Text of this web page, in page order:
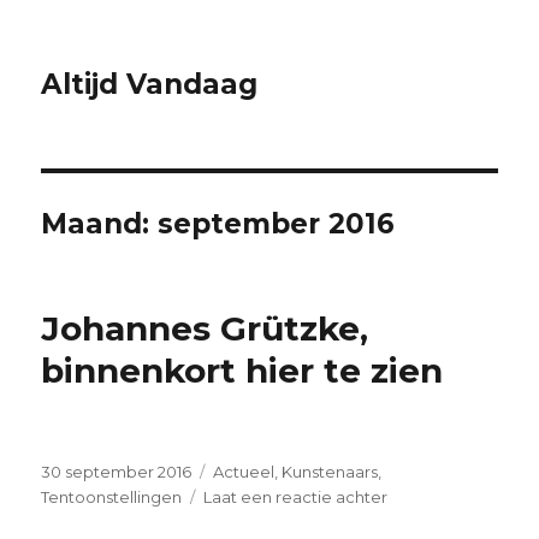
Altijd Vandaag
Maand:september 2016
Johannes Grützke,
binnenkort hier te zien
Geplaatst
op
30 september 2016 Categorieën
Actueel Kunstenaars
Tentoonstellingen
Laat een reactie achterop